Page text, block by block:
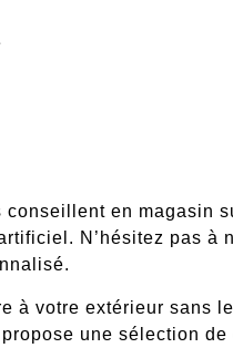
en magasin
N’hésitez pas à
à votre extérieur sans
une sélection